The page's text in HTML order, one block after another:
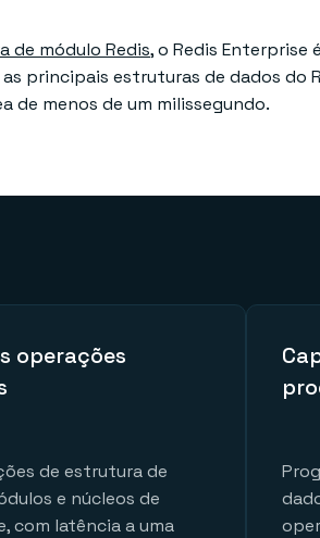
de módulo Redis, o Redis
principais estruturas de dados
de menos de um milissegundo.
operações
de estrutura de
e núcleos de
com latência a uma